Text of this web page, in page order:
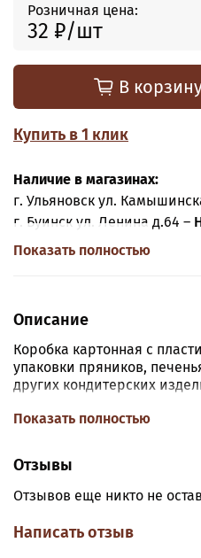
Розничная цена:
32 ₽
В
Купить в 1 клик
Наличие в магазинах:
г. Ульяновск ул.
г. Буинск ул. Ленина д.64 –
Показать полностью
Описание
Коробка картонная с
упаковки пряников,
других кондитерских
Размер коробки: длина
Коробка собирается без
всем размеченным линиям,
Показать полностью
Отзывы
Отзывов еще никто не
Написать отзыв